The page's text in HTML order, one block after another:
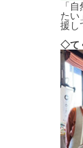
「
たい
援し
◇て